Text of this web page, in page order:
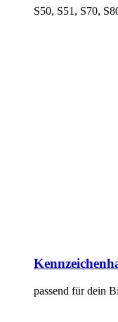
S50, S51, S70,
passend für dein